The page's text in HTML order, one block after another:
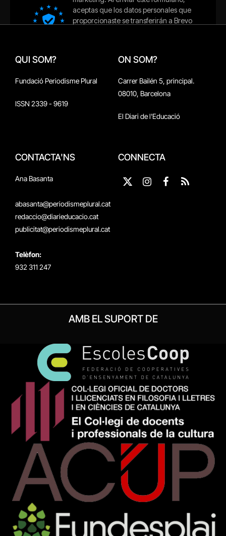
QUI SOM?
Fundació Periodisme Plural
ISSN 2339 - 9619
ON SOM?
Carrer Bailén 5, principal.
08010, Barcelona
El Diari de l'Educació
CONTACTA'NS
Ana Basanta
abasanta@periodismeplural.cat
redaccio@diarieducacio.cat
publicitat@periodismeplural.cat
Telèfon:
932 311 247
CONNECTA
X
Instagram
Facebook
RSS
AMB EL SUPORT DE